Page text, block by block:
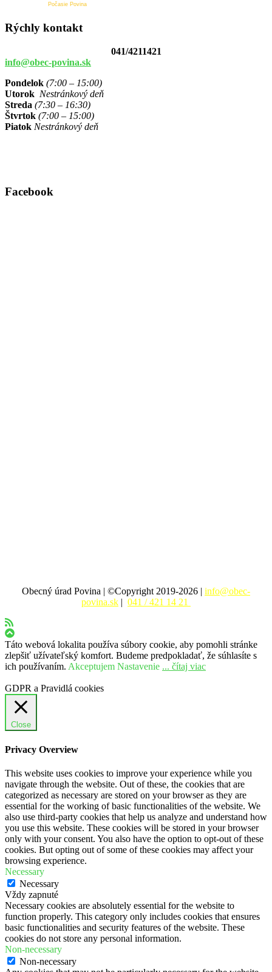
Počasie Povina
Rýchly kontakt
041/4211421
info@obec-povina.sk
Pondelok (7:00 – 15:00)
Utorok Nestránkový deň
Streda (7:30 – 16:30)
Štvrtok (7:00 – 15:00)
Piatok Nestránkový deň
Facebook
Obecný úrad Povina | ©Copyright 2019-2026 | info@obec-
povina.sk | 041 / 421 14 21
Táto webová lokalita používa súbory cookie, aby pomohli stránke
zlepšiť užívateľský komfort. Budeme predpokladať, že súhlasíte s
ich používaním. Akceptujem Nastavenie ... čítaj viac
GDPR a Pravidlá cookies
Close
Privacy Overview
This website uses cookies to improve your experience while you
navigate through the website. Out of these, the cookies that are
categorized as necessary are stored on your browser as they are
essential for the working of basic functionalities of the website. We
also use third-party cookies that help us analyze and understand how
you use this website. These cookies will be stored in your browser
only with your consent. You also have the option to opt-out of these
cookies. But opting out of some of these cookies may affect your
browsing experience.
Necessary
Necessary
Vždy zapnuté
Necessary cookies are absolutely essential for the website to
function properly. This category only includes cookies that ensures
basic functionalities and security features of the website. These
cookies do not store any personal information.
Non-necessary
Non-necessary